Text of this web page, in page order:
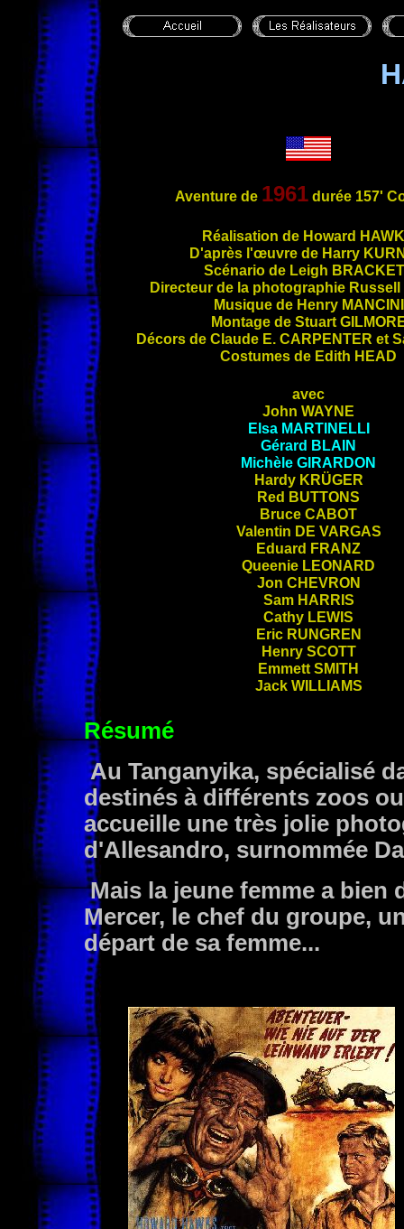
Aventure de 1961 durée 157'
Réalisation de Howard
D'après l'œuvre de Harry
Scénario de Leigh
Directeur de la photographie Russell
Musique de Henry MANCINI
Montage de Stuart
Décors de Claude E. CARPENTER et
Costumes de Edith HEAD
avec
John WAYNE
Elsa MARTINELLI
Gérard BLAIN
Michèle GIRARDON
Hardy KRÜGER
Red BUTTONS
Bruce CABOT
Valentin DE VARGAS
Eduard FRANZ
Queenie LEONARD
Jon CHEVRON
Sam HARRIS
Cathy LEWIS
Eric RUNGREN
Henry SCOTT
Emmett SMITH
Jack WILLIAMS
Résumé
Au Tanganyika, spécialisé
destinés à différents zoos
accueille une très jolie
d'Allesandro, surnommée
Mais la jeune femme a bien
Mercer, le chef du groupe,
départ de sa femme...